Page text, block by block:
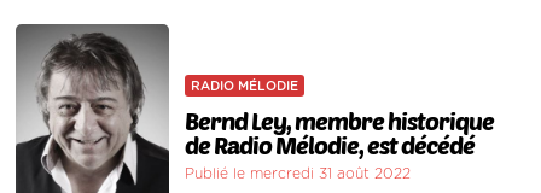
RADIO MÉLODIE
Bernd Ley, membre historique
de Radio Mélodie, est décédé
Publié le mercredi 31 août 2022